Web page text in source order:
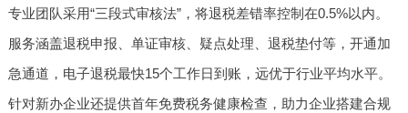
专业团队采用“三段式审核法”，将退税差错率控制在0.5%以内。
服务涵盖退税申报、单证审核、疑点处理、退税垫付等，开通加
急通道，电子退税最快15个工作日到账，远优于行业平均水平。
针对新办企业还提供首年免费税务健康检查，助力企业搭建合规